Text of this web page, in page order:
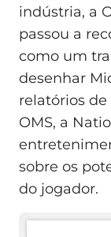
indústria, a
passou a
como um
desenhar
relatórios de
OMS, a
sobre os
do jogador.